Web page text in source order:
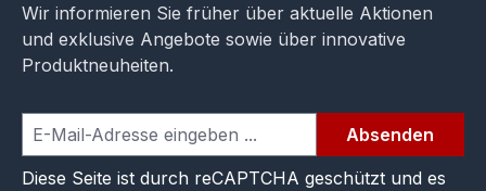
Wir informieren Sie früher über aktuelle Aktionen
und exklusive Angebote sowie über innovative
Produktneuheiten.
Absenden
Diese Seite ist durch reCAPTCHA geschützt und es